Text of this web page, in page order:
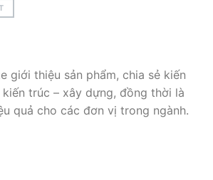
giới thiệu sản phẩm, chia sẻ kiến
trúc – xây dựng, đồng thời là
quả cho các đơn vị trong ngành.